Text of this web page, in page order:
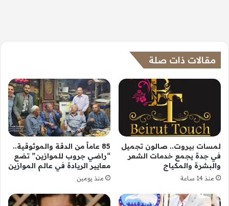
مقالات ذات صلة
لمسات بيروت.. صالون تجميل
في جدة يجمع خدمات الشعر
والبشرة والمكياج
منذ 14 ساعة
85 عاماً من الدقة والموثوقية..
“راضي جروب للموازين” تضع
معايير الريادة في عالم الموازين
منذ يومين